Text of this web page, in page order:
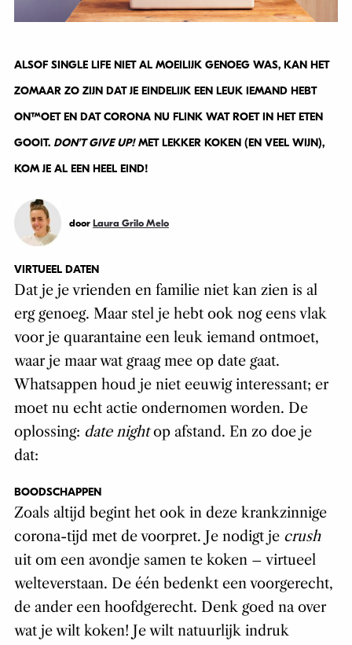
ALSOF SINGLE LIFE NIET AL MOEILIJK GENOEG WAS, KAN HET
ZOMAAR ZO ZIJN DAT JE EINDELIJK EEN LEUK IEMAND HEBT
ONTMOET EN DAT CORONA NU FLINK WAT ROET IN HET ETEN
GOOIT. DON’T GIVE UP!MET LEKKER KOKEN (EN VEEL WIJN),
KOM JE AL EEN HEEL EIND!
door Laura Grilo Melo
VIRTUEEL DATEN
Dat je je vrienden en familie niet kan zien is al
erg genoeg. Maar stel je hebt ook nog eens vlak
voor je quarantaine een leuk iemand ontmoet,
waar je maar wat graag mee op date gaat.
Whatsappen houd je niet eeuwig interessant; er
moet nu echt actie ondernomen worden. De
oplossing: date nightop afstand. En zo doe je
dat:
BOODSCHAPPEN
Zoals altijd begint het ook in deze krankzinnige
corona-tijd met de voorpret. Je nodigt je crush
uit om een avondje samen te koken – virtueel
welteverstaan. De één bedenkt een voorgerecht,
de ander een hoofdgerecht. Denk goed na over
wat je wilt koken! Je wilt natuurlijk indruk